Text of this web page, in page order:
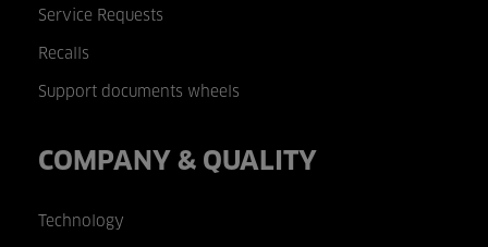
Service Requests
Recalls
Support documents wheels
COMPANY & QUALITY
Technology